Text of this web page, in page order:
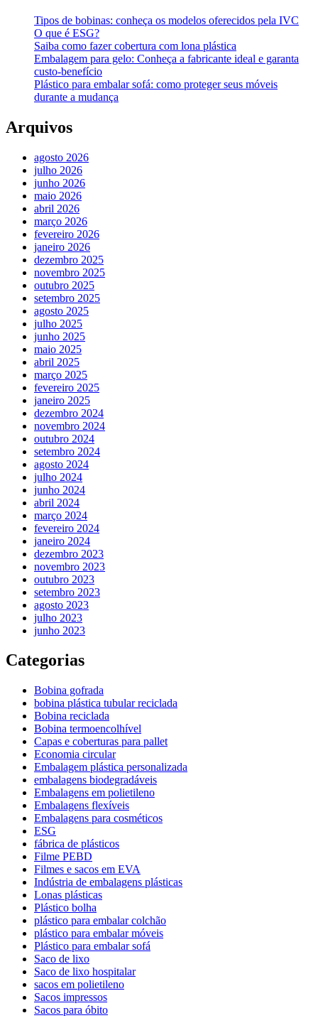
Tipos de bobinas: conheça os modelos oferecidos pela IVC
O que é ESG?
Saiba como fazer cobertura com lona plástica
Embalagem para gelo: Conheça a fabricante ideal e garanta
custo-benefício
Plástico para embalar sofá: como proteger seus móveis
durante a mudança
Arquivos
agosto 2026
julho 2026
junho 2026
maio 2026
abril 2026
março 2026
fevereiro 2026
janeiro 2026
dezembro 2025
novembro 2025
outubro 2025
setembro 2025
agosto 2025
julho 2025
junho 2025
maio 2025
abril 2025
março 2025
fevereiro 2025
janeiro 2025
dezembro 2024
novembro 2024
outubro 2024
setembro 2024
agosto 2024
julho 2024
junho 2024
abril 2024
março 2024
fevereiro 2024
janeiro 2024
dezembro 2023
novembro 2023
outubro 2023
setembro 2023
agosto 2023
julho 2023
junho 2023
Categorias
Bobina gofrada
bobina plástica tubular reciclada
Bobina reciclada
Bobina termoencolhível
Capas e coberturas para pallet
Economia circular
Embalagem plástica personalizada
embalagens biodegradáveis
Embalagens em polietileno
Embalagens flexíveis
Embalagens para cosméticos
ESG
fábrica de plásticos
Filme PEBD
Filmes e sacos em EVA
Indústria de embalagens plásticas
Lonas plásticas
Plástico bolha
plástico para embalar colchão
plástico para embalar móveis
Plástico para embalar sofá
Saco de lixo
Saco de lixo hospitalar
sacos em polietileno
Sacos impressos
Sacos para óbito